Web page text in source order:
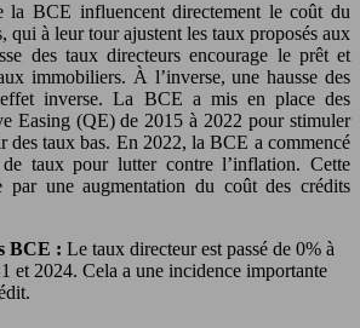
la BCE influencent directement le coût du
qui à leur tour ajustent les taux proposés aux
des taux directeurs encourage le prêt et
immobiliers. À l’inverse, une hausse des
inverse. La BCE a mis en place des
Easing (QE) de 2015 à 2022 pour stimuler
des taux bas. En 2022, la BCE a commencé
taux pour lutter contre l’inflation. Cette
par une augmentation du coût des crédits
BCE : Le taux directeur est passé de 0% à
et 2024. Cela a une incidence importante